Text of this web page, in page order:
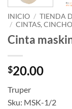
INICIO / TIENDA
/ CINTAS,
Cinta
$20.00
Truper
Sku: MSK-1/2